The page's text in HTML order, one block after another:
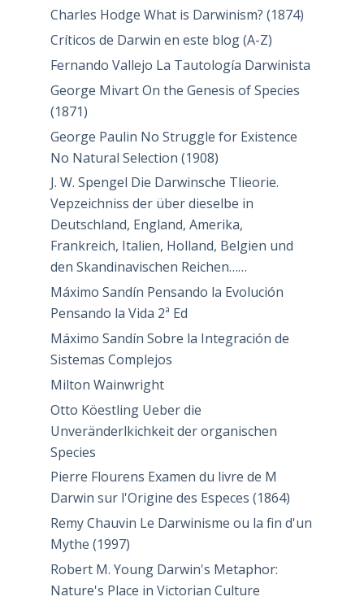
Charles Hodge What is Darwinism? (1874)
Críticos de Darwin en este blog (A-Z)
Fernando Vallejo La Tautología Darwinista
George Mivart On the Genesis of Species
(1871)
George Paulin No Struggle for Existence
No Natural Selection (1908)
J. W. Spengel Die Darwinsche Tlieorie.
Vepzeichniss der über dieselbe in
Deutschland, England, Amerika,
Frankreich, Italien, Holland, Belgien und
den Skandinavischen Reichen……
Máximo Sandín Pensando la Evolución
Pensando la Vida 2ª Ed
Máximo Sandín Sobre la Integración de
Sistemas Complejos
Milton Wainwright
Otto Köestling Ueber die
Unveränderlkichkeit der organischen
Species
Pierre Flourens Examen du livre de M
Darwin sur l'Origine des Especes (1864)
Remy Chauvin Le Darwinisme ou la fin d'un
Mythe (1997)
Robert M. Young Darwin's Metaphor:
Nature's Place in Victorian Culture